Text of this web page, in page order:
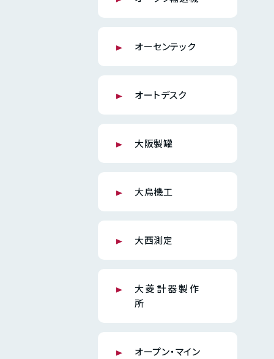
オーセンテック
オートデスク
大阪製罐
大鳥機工
大西測定
大菱計器製作
所
オープン・マイン